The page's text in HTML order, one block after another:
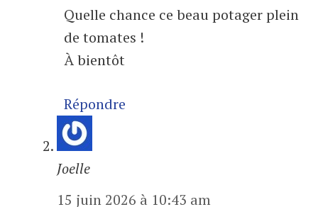
Quelle chance ce beau potager plein
de tomates !
À bientôt
Répondre
Joelle
15 juin 2026 à 10:43 am